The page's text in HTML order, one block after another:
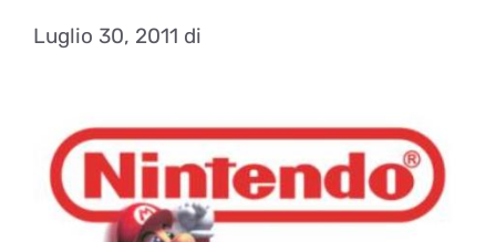
Luglio 30, 2011 di